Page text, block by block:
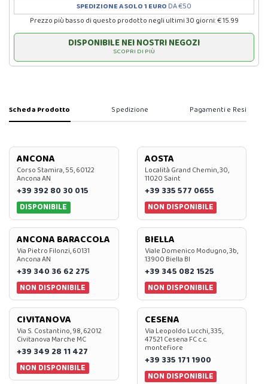
SPEDIZIONE A SOLO 1 EURO DA €50
Prezzo più basso di questo prodotto negli ultimi 30 giorni: € 15.99
DISPONIBILE NEI NOSTRI NEGOZI
SCOPRI DI PIÙ
Scheda Prodotto Spedizione Pagamenti e Resi
ANCONA
Corso Stamira, 55, 60122
Ancona AN
+39 392 80 30 015
DISPONIBILE
AOSTA
Località Grand Chemin, 30,
11020 Saint
+39 335 577 0655
NON DISPONIBILE
ANCONA BARACCOLA
Via Pietro Filonzi, 60131
Ancona AN
+39 340 36 62 275
NON DISPONIBILE
BIELLA
Viale Domenico Modugno, 3b,
13900 Biella BI
+39 345 082 1525
NON DISPONIBILE
CIVITANOVA
Via S. Costantino, 98, 62012
Civitanova Marche MC
+39 349 28 11 427
NON DISPONIBILE
CESENA
Via Leopoldo Lucchi, 335,
47521 Cesena FC c.c.
montefiore
+39 335 171 1900
NON DISPONIBILE